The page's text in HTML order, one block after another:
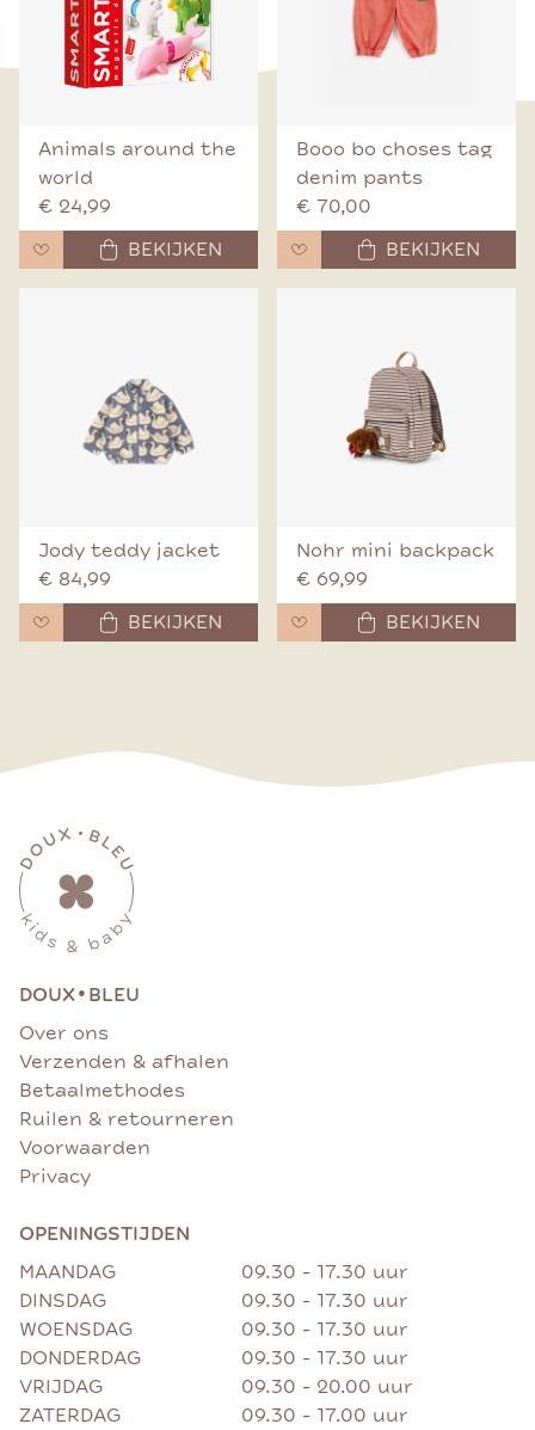
Animals around the
world
€ 24,99
BEKIJKEN
Booo bo choses tag
denim pants
€ 70,00
BEKIJKEN
Jody teddy jacket
€ 84,99
BEKIJKEN
Nohr mini backpack
€ 69,99
BEKIJKEN
DOUX• BLEU
Over ons
Verzenden & afhalen
Betaalmethodes
Ruilen & retourneren
Voorwaarden
Privacy
OPENINGSTIJDEN
MAANDAG
09.30 - 17.30 uur
DINSDAG
09.30 - 17.30 uur
WOENSDAG
09.30 - 17.30 uur
DONDERDAG
09.30 - 17.30 uur
VRIJDAG
09.30 - 20.00 uur
ZATERDAG
09.30 - 17.00 uur